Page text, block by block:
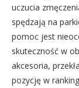
uczucia
spędzają na
pomoc jest
skuteczność w
akcesoria,
pozycję w